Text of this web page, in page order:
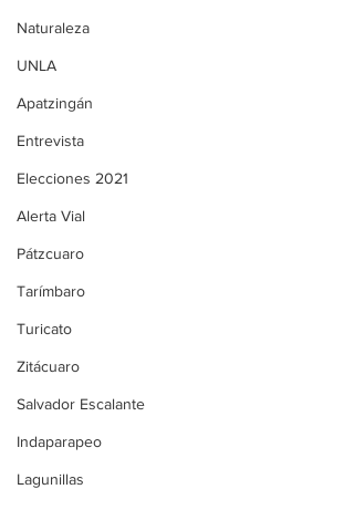
Naturaleza
UNLA
Apatzingán
Entrevista
Elecciones 2021
Alerta Vial
Pátzcuaro
Tarímbaro
Turicato
Zitácuaro
Salvador Escalante
Indaparapeo
Lagunillas